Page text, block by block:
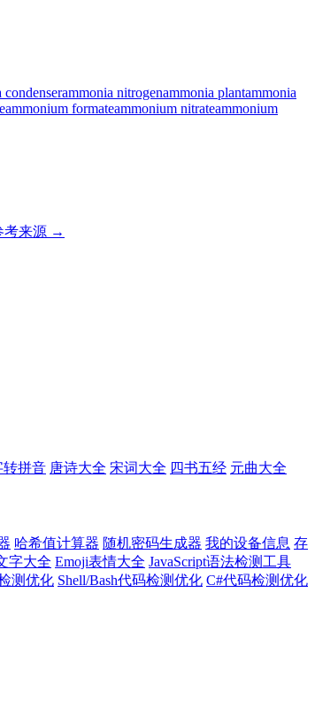
condenserammonia nitrogenammonia plantammonia
ammonium formateammonium nitrateammonium
考来源 →
转拼音 唐诗大全 宋词大全 四书五经 元曲大全
哈希值计算器 随机密码生成器 我的设备信息 存
字大全 Emoji表情大全 JavaScript语法检测工具
测优化 Shell/Bash代码检测优化 C#代码检测优化